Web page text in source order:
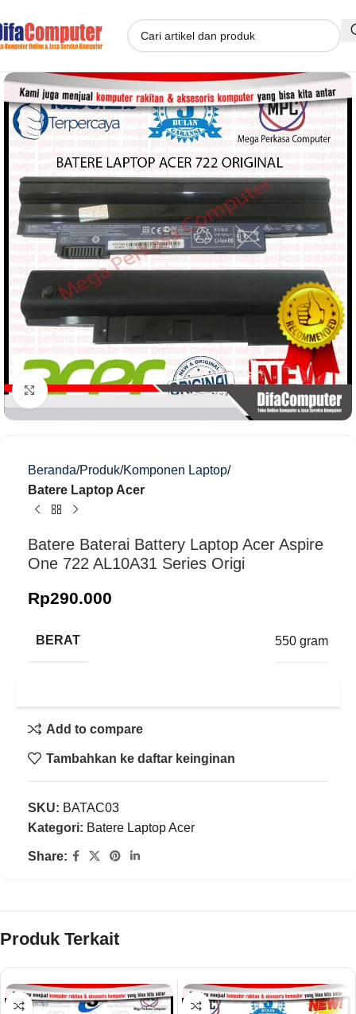
Klik untuk memperbesar
Beranda Produk Komponen Laptop
Batere Laptop Acer
Batere Baterai Battery Laptop Acer Aspire
One 722 AL10A31 Series Origi
Rp290.000
BERAT 550 gram
Add to compare
Tambahkan ke daftar keinginan
SKU: BATAC03
Kategori: Batere Laptop Acer
Share:
Produk Terkait